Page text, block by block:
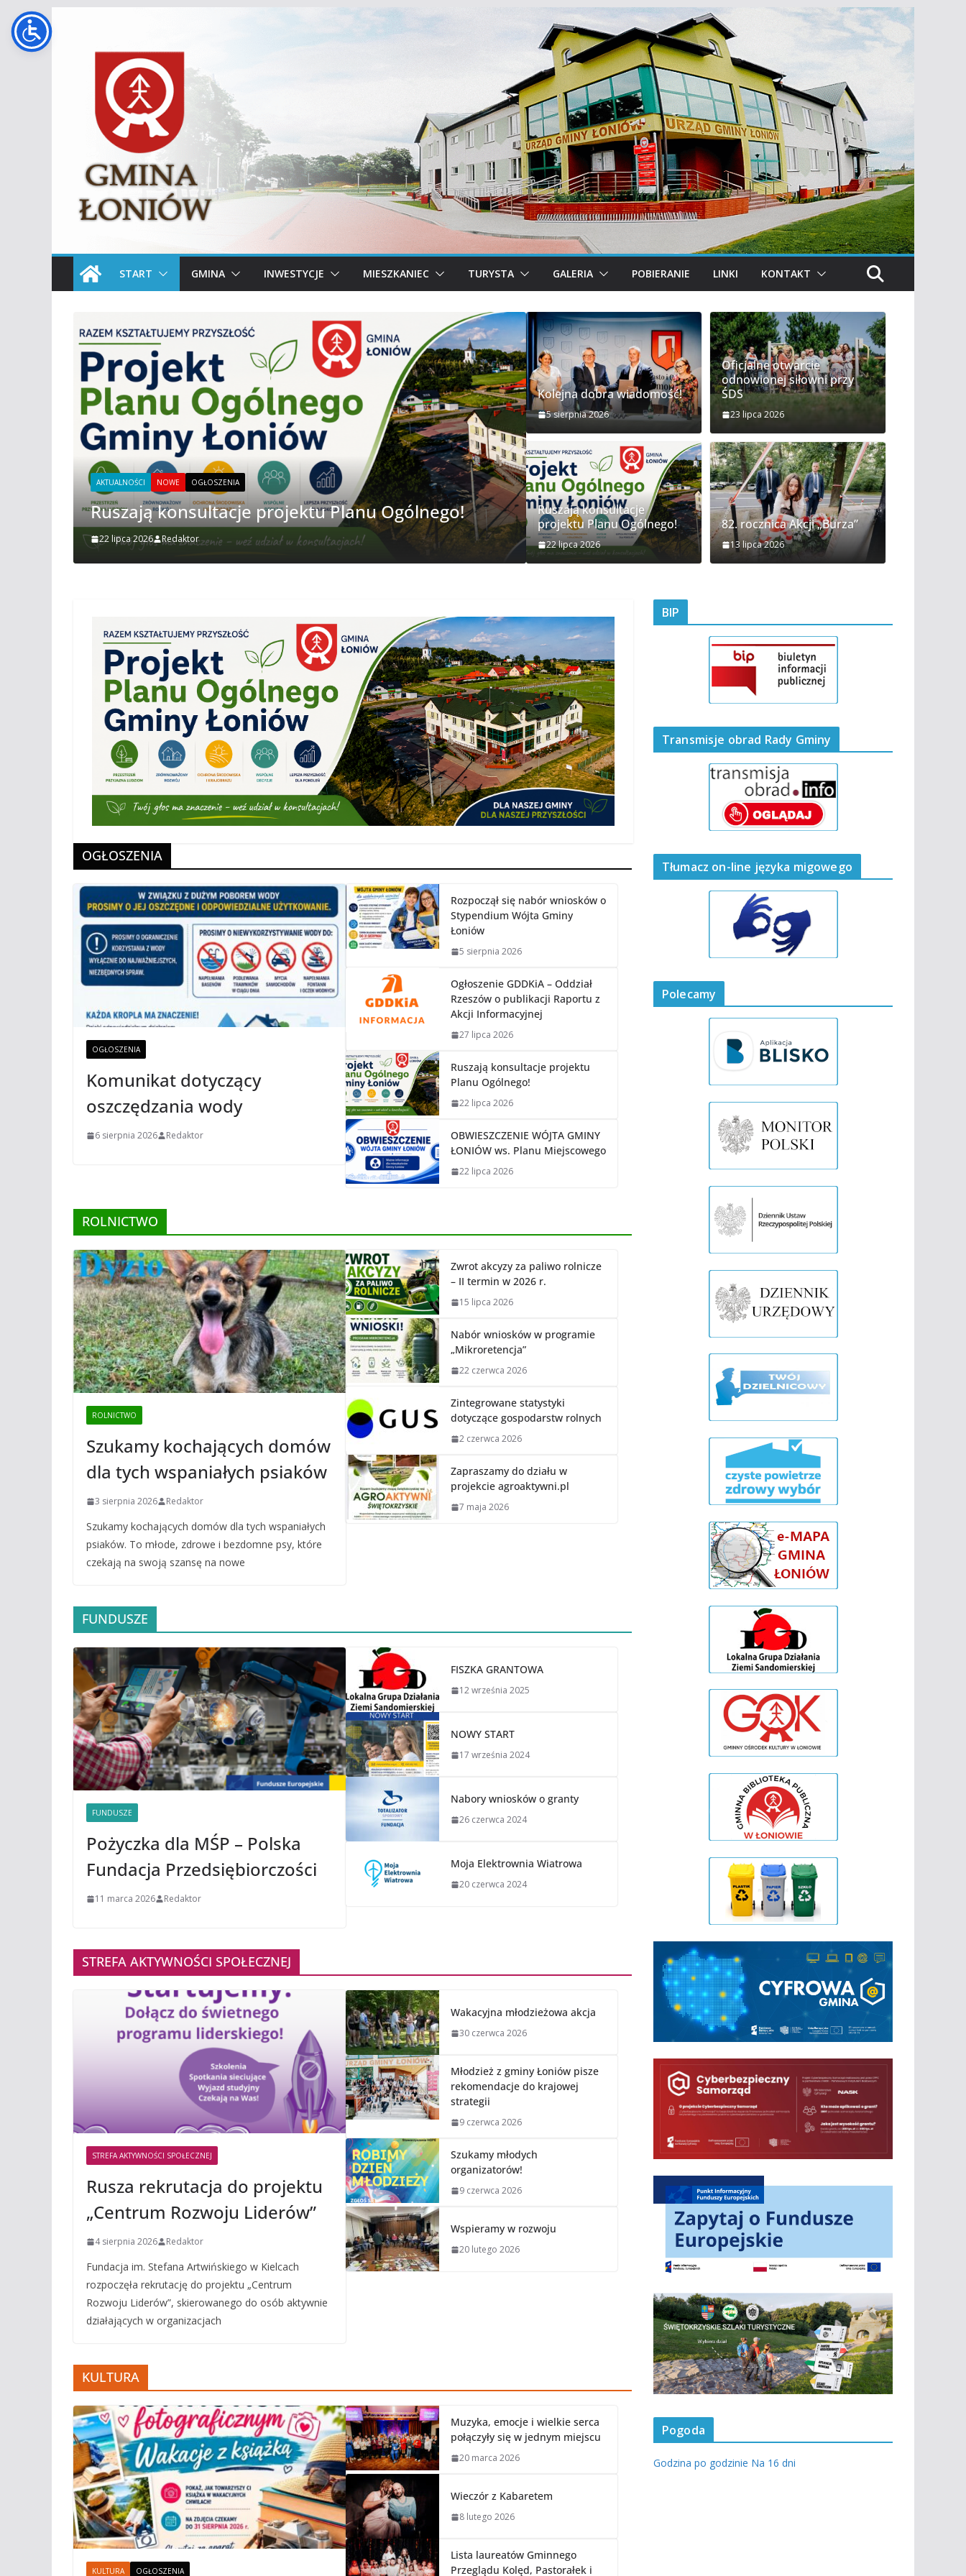
do
START GMINA INWESTYCJE MIESZKANIEC TURYSTA GALERIA POBIERANIE LINKI KONTAKT
Ogólnego!
NOWE
Przez Gminę Łoniów przeszła Pielgrzymka Diecezji
Sandomierskiej
5 sierpnia 2026 Redaktor
Kolejna dobra wiadomość!
5 sierpnia 2026
Oficjalne otwarcie
odnowionej siłowni przy
ŚDS
23 lipca 2026
Ruszają konsultacje
projektu Planu Ogólnego!
22 lipca 2026
82. rocznica Akcji „Burza”
13 lipca 2026
OGŁOSZENIA
OGŁOSZENIA
Komunikat dotyczący
oszczędzania wody
6 sierpnia 2026 Redaktor
Rozpoczął się nabór wniosków o
Stypendium Wójta Gminy
Łoniów
5 sierpnia 2026
Ogłoszenie GDDKiA – Oddział
Rzeszów o publikacji Raportu z
Akcji Informacyjnej
27 lipca 2026
Ruszają konsultacje projektu
Planu Ogólnego!
22 lipca 2026
OBWIESZCZENIE WÓJTA GMINY
ŁONIÓW ws. Planu Miejscowego
22 lipca 2026
ROLNICTWO
ROLNICTWO
Szukamy kochających domów
dla tych wspaniałych psiaków
3 sierpnia 2026 Redaktor
Szukamy kochających domów dla tych wspaniałych
psiaków. To młode, zdrowe i bezdomne psy, które
czekają na swoją szansę na nowe
Zwrot akcyzy za paliwo rolnicze
– II termin w 2026 r.
15 lipca 2026
Nabór wniosków w programie
„Mikroretencja”
22 czerwca 2026
Zintegrowane statystyki
dotyczące gospodarstw rolnych
2 czerwca 2026
Zapraszamy do działu w
projekcie agroaktywni.pl
7 maja 2026
FUNDUSZE
FUNDUSZE
Pożyczka dla MŚP – Polska
Fundacja Przedsiębiorczości
11 marca 2026 Redaktor
FISZKA GRANTOWA
12 września 2025
NOWY START
17 września 2024
Nabory wniosków o granty
26 czerwca 2024
Moja Elektrownia Wiatrowa
20 czerwca 2024
STREFA AKTYWNOŚCI SPOŁECZNEJ
STREFA AKTYWNOŚCI SPOŁECZNEJ
Rusza rekrutacja do projektu
„Centrum Rozwoju Liderów”
4 sierpnia 2026 Redaktor
Fundacja im. Stefana Artwińskiego w Kielcach
rozpoczęła rekrutację do projektu „Centrum
Rozwoju Liderów”, skierowanego do osób aktywnie
działających w organizacjach
Wakacyjna młodzieżowa akcja
30 czerwca 2026
Młodzież z gminy Łoniów pisze
rekomendacje do krajowej
strategii
9 czerwca 2026
Szukamy młodych
organizatorów!
9 czerwca 2026
Wspieramy w rozwoju
20 lutego 2026
KULTURA
KULTURA OGŁOSZENIA
Muzyka, emocje i wielkie serca
połączyły się w jednym miejscu
20 marca 2026
Wieczór z Kabaretem
8 lutego 2026
Lista laureatów Gminnego
Przeglądu Kolęd, Pastorałek i
BIP
Transmisje obrad Rady Gminy
Tłumacz on-line języka migowego
Polecamy
Pogoda
Godzina po godzinie Na 16 dni